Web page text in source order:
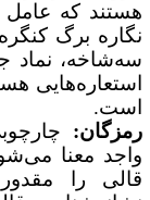
که عامل
برگ
نماد
معنا
را مقدور